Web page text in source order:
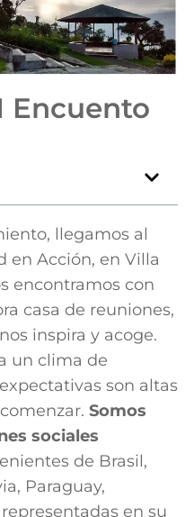
Encuento
llegamos al
en Acción, en Villa
encontramos con
casa de reuniones,
inspira y acoge.
un clima de
son altas
Somos
sociales
de Brasil,
Paraguay,
en su